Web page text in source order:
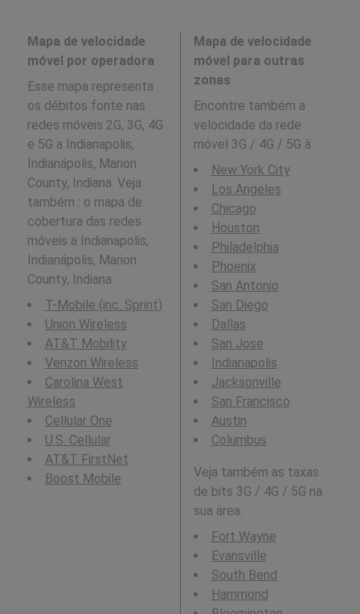
Mapa de velocidade
móvel por operadora
Esse mapa representa
os débitos fonte nas
redes móveis 2G, 3G, 4G
e 5G a Indianapolis,
Indianápolis, Marion
County, Indiana. Veja
também : o mapa de
cobertura das redes
móveis a Indianapolis,
Indianápolis, Marion
County, Indiana.
T-Mobile (inc. Sprint)
Union Wireless
AT&T Mobility
Verizon Wireless
Carolina West
Wireless
Cellular One
U.S. Cellular
AT&T FirstNet
Boost Mobile
Mapa de velocidade
móvel para outras
zonas
Encontre também a
velocidade da rede
móvel 3G / 4G / 5G à :
New York City
Los Angeles
Chicago
Houston
Philadelphia
Phoenix
San Antonio
San Diego
Dallas
San Jose
Indianapolis
Jacksonville
San Francisco
Austin
Columbus
Veja também as taxas
de bits 3G / 4G / 5G na
sua área:
Fort Wayne
Evansville
South Bend
Hammond